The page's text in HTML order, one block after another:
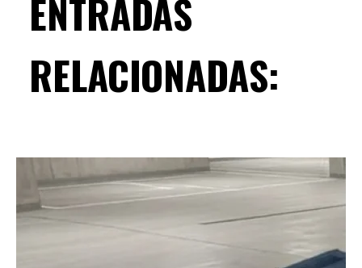
ENTRADAS
RELACIONADAS: